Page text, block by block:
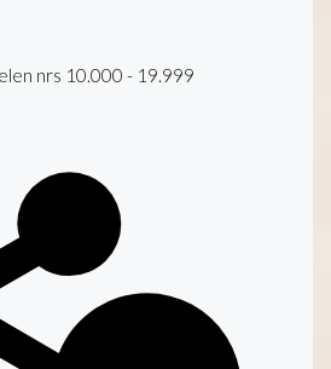
nrs 10.000 - 19.999